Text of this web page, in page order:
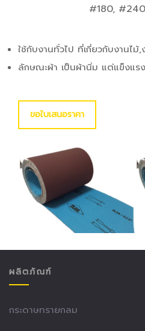
#180,
ใช้กับงานทั่วไป ที่เกี่ยวกับงานไม้,
ลักษณะผ้า เป็นผ้านิ่ม แต่แข็งแร
ขอใบเสนอราคา
ผลิตภัณฑ์
กระดาษทรายกลม